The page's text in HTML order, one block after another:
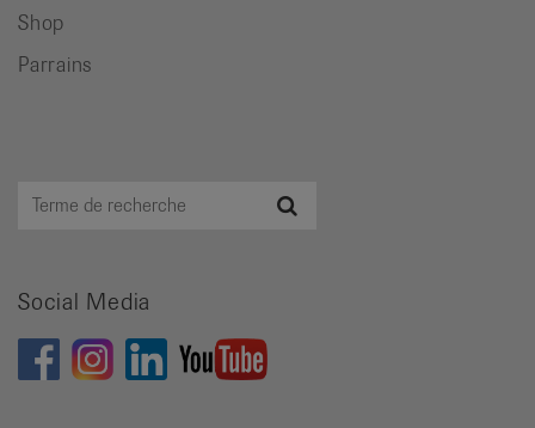
Shop
Parrains
Terme
Social Media